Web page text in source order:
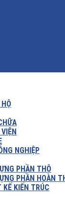
NGHIỆP
PHẦN THÔ
PHẦN HOÀN
KẾ KIẾN TRÚC